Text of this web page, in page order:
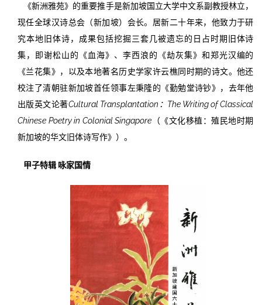
《新洲雅苑》的重要推手是新加坡国立大学中文系副教授林立，
现任全球汉诗总会（新加坡）会长。居新二十年来，他致力于研
究本地旧体诗，成果包括挖掘三套几被遗忘的日占时期旧体诗
集，即谢松山的《血海》、李西浪的《劫灰集》和郑光汉编的
《兰花集》，以及本地著名历史学家许云樵同时期的诗文。他还
校注了清朝驻新加坡首任领事左秉隆的《勤勉堂诗钞》，去年他
出版英文论著Cultural Transplantation：The Writing of Classical
Chinese Poetry in Colonial Singapore （《文化移植：殖民地时期
新加坡的华文旧体诗写作》）。
甲子特辑 咏家国情